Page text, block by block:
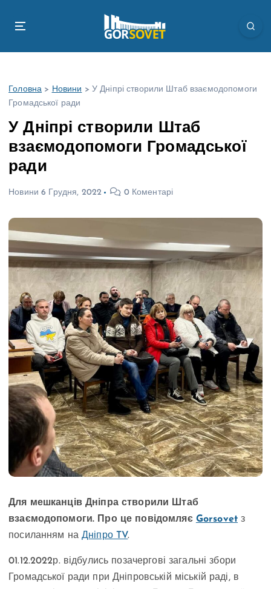
Головна > Новини > У Дніпрі створили Штаб взаємодопомоги
Громадської ради
У Дніпрі створили Штаб
взаємодопомоги Громадської
ради
Новини 6 Грудня, 2022 0 Коментарі
Для мешканців Дніпра створили Штаб
взаємодопомоги. Про це повідомляє Gorsovet з
посиланням наДніпро TV.
01.12.2022р. відбулись позачергові загальні збори
Громадської ради при Дніпровській міській раді, в